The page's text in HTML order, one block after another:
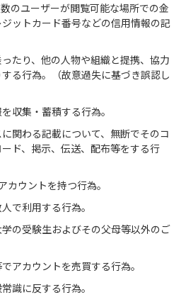
のユーザーが閲覧可能な場所での金
ットカード番号などの信用情報の記
たり、他の人物や組織と提携、協力
る行為。（故意過失に基づき誤認し
収集・蓄積する行為。
関わる記載について、無断でそのコ
ド、掲示、伝送、配布等をする行
カウントを持つ行為。
で利用する行為。
の受験生およびその父母等以外のご
アカウントを売買する行為。
識に反する行為。